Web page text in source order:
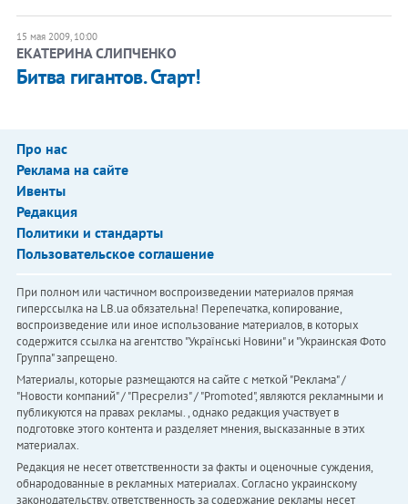
15 мая 2009, 10:00
ЕКАТЕРИНА СЛИПЧЕНКО
Битва гигантов. Старт!
Про нас
Реклама на сайте
Ивенты
Редакция
Политики и стандарты
Пользовательское соглашение
При полном или частичном воспроизведении материалов прямая
гиперссылка на LB.ua обязательна! Перепечатка, копирование,
воспроизведение или иное использование материалов, в которых
содержится ссылка на агентство "Українськi Новини" и "Украинская Фото
Группа" запрещено.
Материалы, которые размещаются на сайте с меткой "Реклама" /
"Новости компаний" / "Пресрелиз" / "Promoted", являются рекламными и
публикуются на правах рекламы. , однако редакция участвует в
подготовке этого контента и разделяет мнения, высказанные в этих
материалах.
Редакция не несет ответственности за факты и оценочные суждения,
обнародованные в рекламных материалах. Согласно украинскому
законодательству, ответственность за содержание рекламы несет